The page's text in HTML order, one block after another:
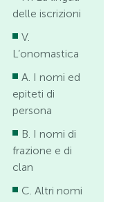
delle iscrizioni
V.
L’onomastica
A. I nomi ed
epiteti di
persona
B. I nomi di
frazione e di
clan
C. Altri nomi